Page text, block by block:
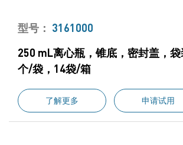
型号： 3161000
250 mL离心瓶，锥底，密封盖，
个/袋，14袋/箱
了解更多 申请试用